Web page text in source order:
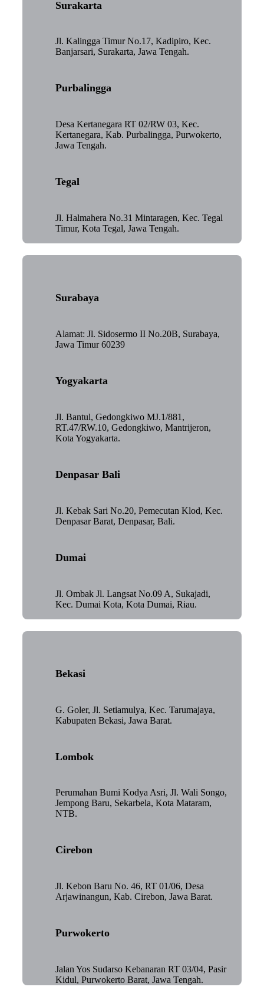
Surakarta
Jl. Kalingga Timur No.17, Kadipiro, Kec.
Banjarsari, Surakarta, Jawa Tengah.
Purbalingga
Desa Kertanegara RT 02/RW 03, Kec.
Kertanegara, Kab. Purbalingga, Purwokerto,
Jawa Tengah.
Tegal
Jl. Halmahera No.31 Mintaragen, Kec. Tegal
Timur, Kota Tegal, Jawa Tengah.
Surabaya
Alamat: Jl. Sidosermo II No.20B, Surabaya,
Jawa Timur 60239
Yogyakarta
Jl. Bantul, Gedongkiwo MJ.1/881,
RT.47/RW.10, Gedongkiwo, Mantrijeron,
Kota Yogyakarta.
Denpasar Bali
Jl. Kebak Sari No.20, Pemecutan Klod, Kec.
Denpasar Barat, Denpasar, Bali.
Dumai
Jl. Ombak Jl. Langsat No.09 A, Sukajadi,
Kec. Dumai Kota, Kota Dumai, Riau.
Bekasi
G. Goler, Jl. Setiamulya, Kec. Tarumajaya,
Kabupaten Bekasi, Jawa Barat.
Lombok
Perumahan Bumi Kodya Asri, Jl. Wali Songo,
Jempong Baru, Sekarbela, Kota Mataram,
NTB.
Cirebon
Jl. Kebon Baru No. 46, RT 01/06, Desa
Arjawinangun, Kab. Cirebon, Jawa Barat.
Purwokerto
Jalan Yos Sudarso Kebanaran RT 03/04, Pasir
Kidul, Purwokerto Barat, Jawa Tengah.